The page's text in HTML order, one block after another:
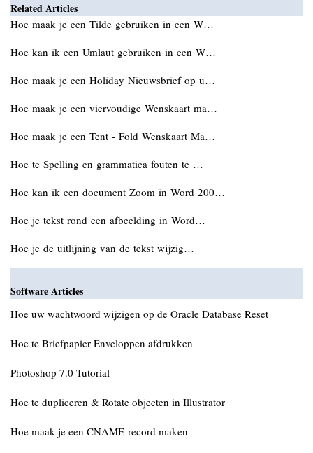
Related Articles
Hoe maak je een Tilde gebruiken in een W…
Hoe kan ik een Umlaut gebruiken in een W…
Hoe maak je een Holiday Nieuwsbrief op u…
Hoe maak je een viervoudige Wenskaart ma…
Hoe maak je een Tent - Fold Wenskaart Ma…
Hoe te Spelling en grammatica fouten te …
Hoe kan ik een document Zoom in Word 200…
Hoe je tekst rond een afbeelding in Word…
Hoe je de uitlijning van de tekst wijzig…
Software Articles
Hoe uw wachtwoord wijzigen op de Oracle Database Reset
Hoe te Briefpapier Enveloppen afdrukken
Photoshop 7.0 Tutorial
Hoe te dupliceren & Rotate objecten in Illustrator
Hoe maak je een CNAME-record maken